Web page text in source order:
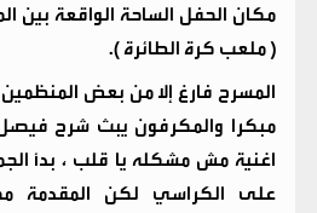
مكان الحفل الساحة الواقعة بين
( ملعب كرة الطائرة ).
المسرح فارغ إلا من بعض المنظمين
مبكرا والمكرفون يبث شرح
اغنية مش مشكله يا قلب ، بدأ
على الكراسي لكن المقدمة